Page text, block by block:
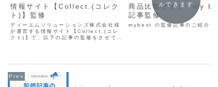
情報サイト【Collect.(コレク
ト)】監修
ディーエムソリューションズ株式会社様
が運営する情報サイト【Collect.(コレ
クト)】で、以下の記事の監修をさせてい
視点でお伝...
商品比較サイト「my
記事監修
mybest の監修記事のご紹介
ルできます